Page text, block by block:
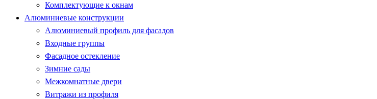
Комплектующие к окнам
Алюминиевые конструкции
Алюминиевый профиль для фасадов
Входные группы
Фасадное остекление
Зимние сады
Межкомнатные двери
Витражи из профиля